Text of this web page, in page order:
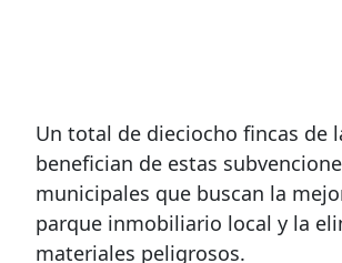
Un total de dieciocho fincas de
benefician de estas
municipales que buscan la
parque inmobiliario local y la
materiales peligrosos.